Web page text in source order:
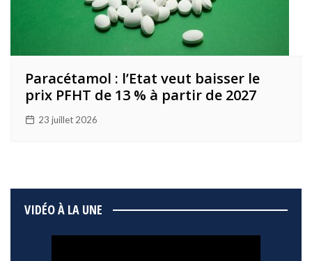
Paracétamol : l’Etat veut baisser le
prix PFHT de 13 % à partir de 2027
23 juillet 2026
VIDÉO À LA UNE